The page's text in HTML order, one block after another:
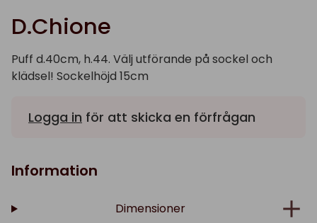
D.Chione
Puff d.40cm, h.44. Välj utförande på sockel och
klädsel! Sockelhöjd 15cm
Logga in för att skicka en förfrågan
Information
Dimensioner